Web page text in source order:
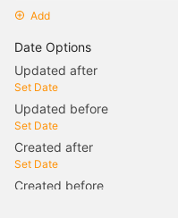
Add
Date Options
Updated after
Set Date
Updated before
Set Date
Created after
Set Date
Created before